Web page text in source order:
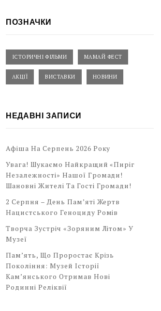
ПОЗНАЧКИ
ІСТОРИЧНІ ФІЛЬМИ МАМАЙ ФЕСТ
АКЦІЇ ВИСТАВКИ НОВИНИ
НЕДАВНІ ЗАПИСИ
Афіша На Серпень 2026 Року
Увага! Шукаємо Найкращий «Пиріг
Незалежності» Нашої Громади!
Шановні Жителі Та Гості Громади!
2 Серпня – День Пам’яті Жертв
Нацистського Геноциду Ромів
Творча Зустріч «Зоряним Літом» У
Музеї
Пам’ять, Що Проростає Крізь
Покоління: Музей Історії
Кам’янського Отримав Нові
Родинні Реліквії